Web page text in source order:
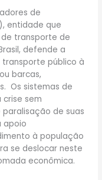
de
entidade que
transporte de
defende a
público à
barcas,
Os sistemas de
sem
de suas
apoio
à população
se deslocar neste
econômica.